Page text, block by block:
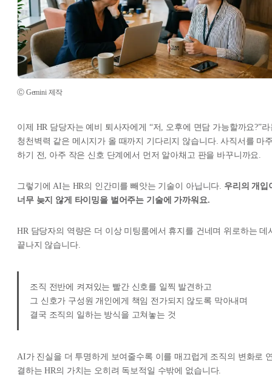
Ⓒ Gemini 제작
이제 HR 담당자는 예비 퇴사자에게 “저, 오후에 면담 가능할까요?”라
청천벽력 같은 메시지가 올 때까지 기다리지 않습니다. 사직서를 마
하기 전, 아주 작은 신호 단계에서 먼저 알아채고 판을 바꾸니까요.
그렇기에 AI는 HR의 인간미를 빼앗는 기술이 아닙니다. 우리의 개입
너무 늦지 않게 타이밍을 벌어주는 기술에 가까워요.
HR 담당자의 역량은 더 이상 미팅룸에서 휴지를 건네며 위로하는 데
끝나지 않습니다.
조직 전반에 켜져있는 빨간 신호를 일찍 발견하고
그 신호가 구성원 개인에게 책임 전가되지 않도록 막아내며
결국 조직의 일하는 방식을 고쳐놓는 것
AI가 진실을 더 투명하게 보여줄수록 이를 매끄럽게 조직의 변화로
결하는 HR의 가치는 오히려 독보적일 수밖에 없습니다.